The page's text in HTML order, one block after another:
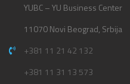
YUBC – YU Business Center
11070 Novi Beograd, Srbija
+381 11 21 42 132
+381 11 31 13 573